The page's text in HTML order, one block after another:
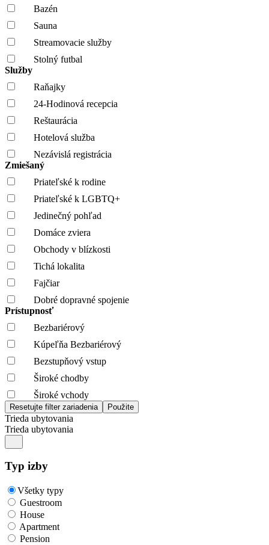
Bazén
Sauna
Streamovacie služby
Stolný futbal
Služby
Raňajky
24-Hodinová recepcia
Reštaurácia
Hotelová služba
Nezávislá registrácia
Zmiešaný
Priateľské k rodine
Priateľské k LGBTQ+
Jedinečný pohľad
Domáce zviera
Obchody v blízkosti
Tichá lokalita
Fajčiar
Dobré dopravné spojenie
Prístupnosť
Bezbariérový
Kúpeľňa Bezbariérový
Bezstupňový vstup
Široké chodby
Široké vchody
Trieda ubytovania
Trieda ubytovania
Typ izby
Všetky typy
Guestroom
House
Apartment
Pension